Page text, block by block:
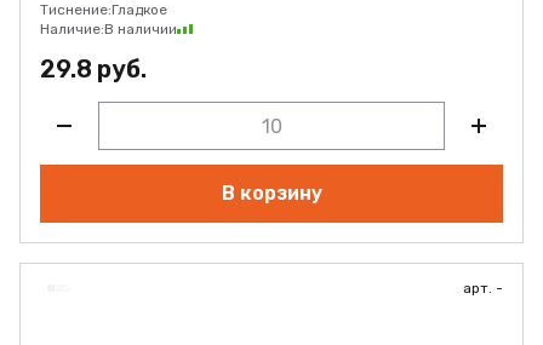
Тиснение:Гладкое
Наличие:В наличии
29.8 руб.
В корзину
арт. -